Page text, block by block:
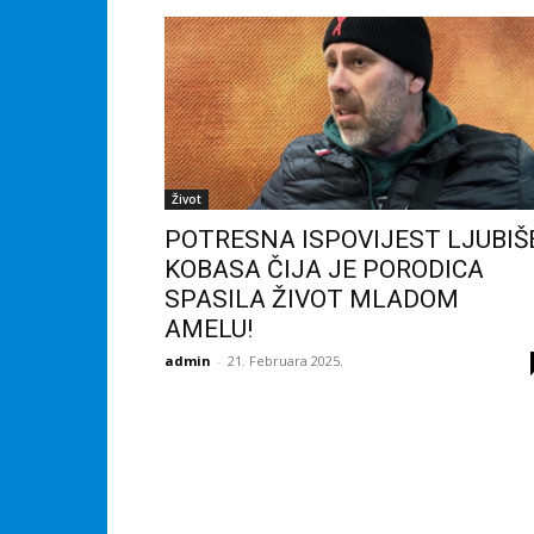
Život
POTRESNA ISPOVIJEST
KOBASA ČIJA JE PORODICA
SPASILA ŽIVOT MLADOM
AMELU!
admin - 21. Februara 2025.